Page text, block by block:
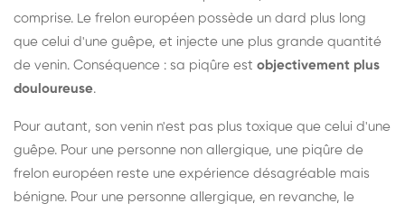
comprise. Le frelon européen possède un dard plus long
que celui d'une guêpe, et injecte une plus grande quantité
de venin. Conséquence : sa piqûre est objectivement plus
douloureuse.
Pour autant, son venin n'est pas plus toxique que celui d'une
guêpe. Pour une personne non allergique, une piqûre de
frelon européen reste une expérience désagréable mais
bénigne. Pour une personne allergique, en revanche, le